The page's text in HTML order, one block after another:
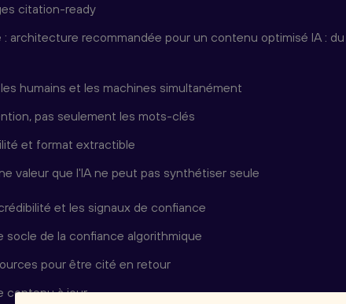
citation-ready
: architecture recommandée pour un contenu optimisé IA :
humains et les machines simultanément
pas seulement les mots-clés
et format extractible
valeur que l'IA ne peut pas synthétiser seule
et les signaux de confiance
socle de la confiance algorithmique
pour être cité en retour
contenu à jour